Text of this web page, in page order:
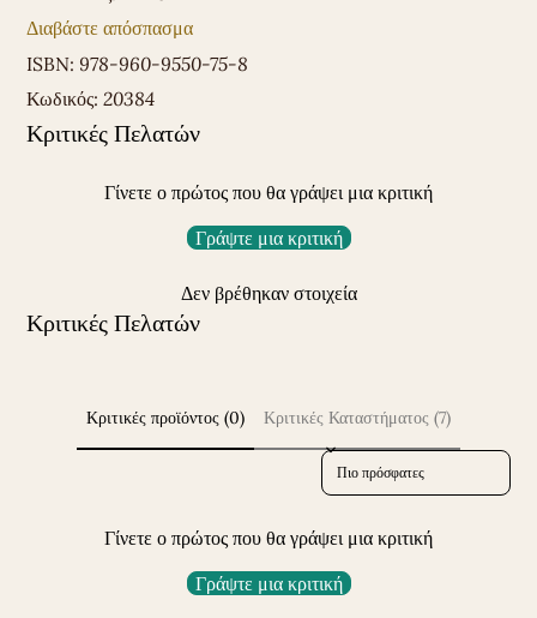
Διαβάστε απόσπασμα
ISBN: 978-960-9550-75-8
Κωδικός: 20384
Κριτικές Πελατών
Γίνετε ο πρώτος που θα γράψει μια κριτική
Γράψτε μια κριτική
Δεν βρέθηκαν στοιχεία
Κριτικές Πελατών
Κριτικές προϊόντος (0) Κριτικές Καταστήματος (7)
Sort reviews by
Γίνετε ο πρώτος που θα γράψει μια κριτική
Γράψτε μια κριτική